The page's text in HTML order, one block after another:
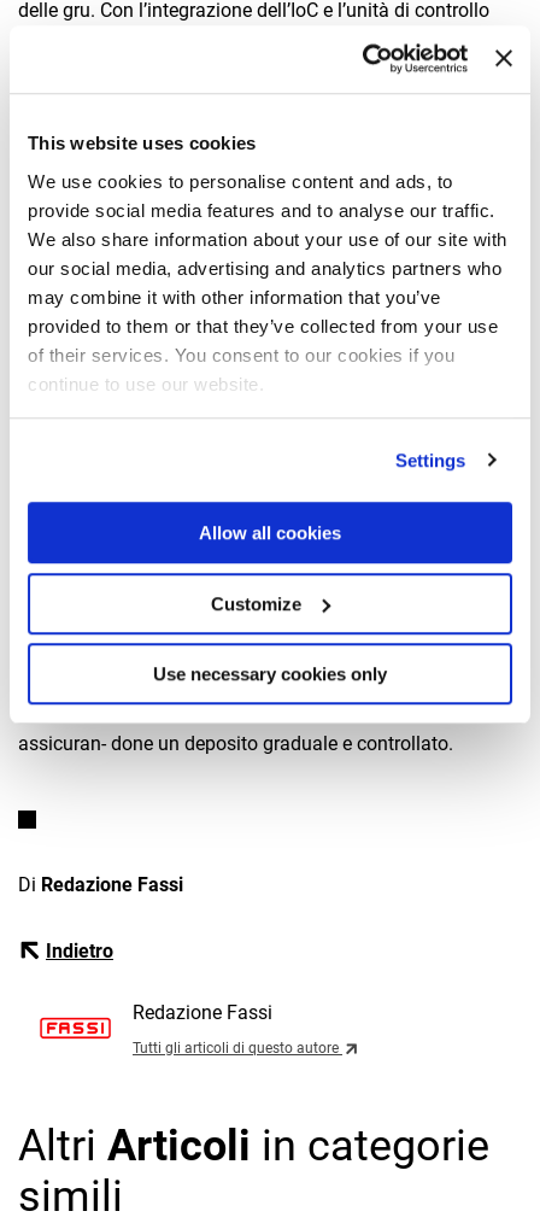
This website uses cookies
We use cookies to personalise content and ads, to
provide social media features and to analyse our traffic.
We also share information about your use of our site with
our social media, advertising and analytics partners who
may combine it with other information that you’ve
provided to them or that they’ve collected from your use
of their services. You consent to our cookies if you
continue to use our website.
Settings
Allow all cookies
Customize
Use necessary cookies only
delle gru. Con l’integrazione dell’IoC e l’unità di controllo
avanzata FX990, le gru Fassi sono pronte ad affrontare le
sfide del futuro con intelligenza e innovazione.
• Cabin Collision Detection (CCD):Previene
automaticamente i mo- vimenti del braccio della gru che
potrebbero causare collisioni con la cabina del camion,
evitando danni e garantendo operazioni sicure.
• Automatic Crane Movement (ACM): Consente cicli di
lavoro se- mi-automatici, come il sollevamento verticale del
carico, migliorando l’efficienza operativa, particolarmente
utile per la raccolta dei rifiuti.
• Automatic Crane Folding (ACF): Permette l’apertura e la
chiusura completamente automatiche della gru,
semplificando operazioni di preparazione e di termine
attività.
• Automatic Winch Control (AWC): Mantiene costante la
distan- za tra la puleggia e il gancio, garantendo stabilità e
precisione della movimentazione di carico.
• (GAS): Facilita la movimentazione di materiali sfusi,
assicuran- done un deposito graduale e controllato.
Di Redazione Fassi
Indietro
Redazione Fassi
Tutti gli articoli di questo autore
Altri Articoli in categorie
simili